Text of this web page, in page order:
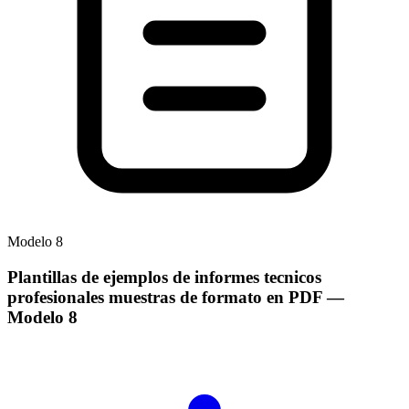
Modelo 8
Plantillas de ejemplos de informes tecnicos
profesionales muestras de formato en PDF—
Modelo 8